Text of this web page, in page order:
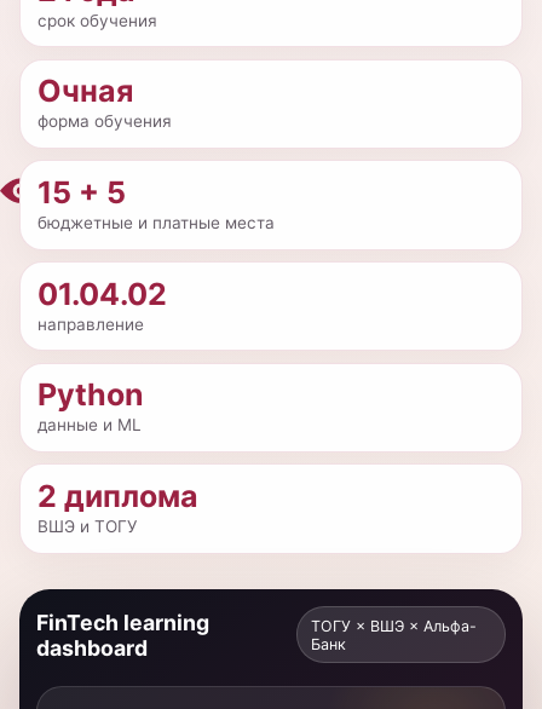
Очная
форма обучения
15 + 5
01.04.02
Python
данные и ML
2 диплома
ВШЭ и ТОГУ
FinTech learning